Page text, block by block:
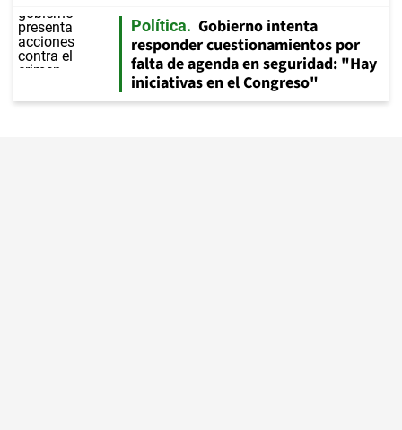
Política
Gobierno intenta
responder cuestionamientos por
falta de agenda en seguridad: "Hay
iniciativas en el Congreso"